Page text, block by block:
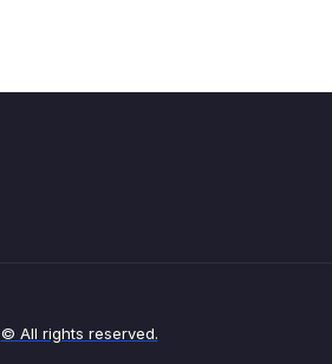
© All rights reserved.